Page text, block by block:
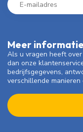
Meer informatie
Als u vragen heeft
dan onze
bedrijfsgegevens,
verschillende